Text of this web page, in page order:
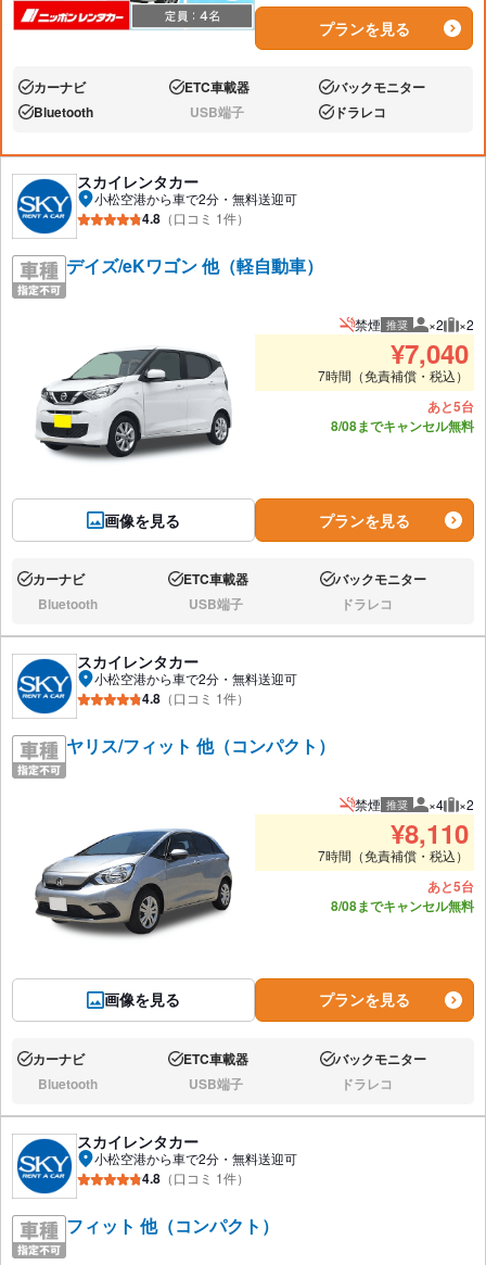
プランを見る
あり:カーナビ あり:ETC車載器 あり:バックモニター
あり:Bluetooth なし:USB端子 あり:ドラレコ
スカイレンタカー
小松空港から車で2分・無料送迎可
4.8 （口コミ 1件）
デイズ/eKワゴン 他（軽自動車）
画像を見る
禁煙 推奨 推奨人数
×2 推
×2
¥7,040
7時間（免責補償・税込）
あと5台
8/08までキャンセル無料
プランを見る
あり:カーナビ あり:ETC車載器 あり:バックモニター
なし:Bluetooth なし:USB端子 なし:ドラレコ
スカイレンタカー
小松空港から車で2分・無料送迎可
4.8 （口コミ 1件）
ヤリス/フィット 他（コンパクト）
画像を見る
禁煙 推奨 推奨人数
×4 推
×2
¥8,110
7時間（免責補償・税込）
あと5台
8/08までキャンセル無料
プランを見る
あり:カーナビ あり:ETC車載器 あり:バックモニター
なし:Bluetooth なし:USB端子 なし:ドラレコ
スカイレンタカー
小松空港から車で2分・無料送迎可
4.8 （口コミ 1件）
フィット 他（コンパクト）